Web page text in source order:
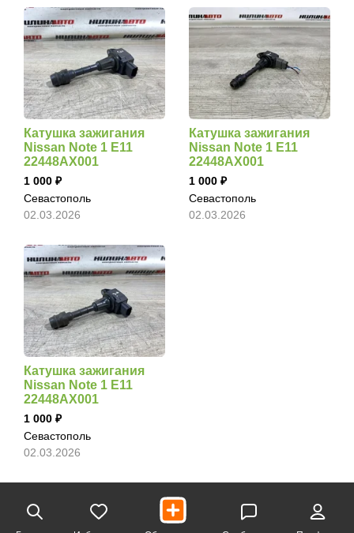
Катушка зажигания
Nissan Note 1 E11
22448AX001
1 000
Севастополь
02.03.2026
Катушка зажигания
Nissan Note 1 E11
22448AX001
1 000
Севастополь
02.03.2026
Катушка зажигания
Nissan Note 1 E11
22448AX001
1 000
Севастополь
02.03.2026